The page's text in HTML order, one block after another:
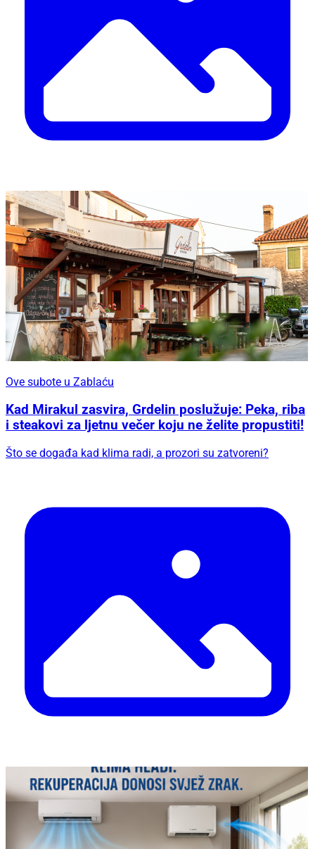
Ove subote u Zablaću
Kad Mirakul zasvira, Grdelin poslužuje: Peka, riba
i steakovi za ljetnu večer koju ne želite propustiti!
Što se događa kad klima radi, a prozori su zatvoreni?